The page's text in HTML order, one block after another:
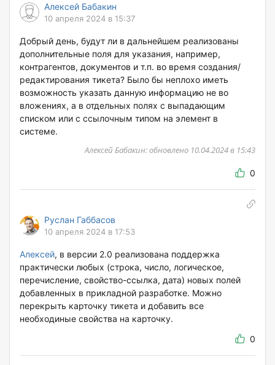
Алексей Бабакин
10 апреля 2024 в 15:37
Добрый день, будут ли в дальнейшем реализованы
дополнительные поля для указания, например,
контрагентов, документов и т.п. во время создания/
редактирования тикета? Было бы неплохо иметь
возможность указать данную информацию не во
вложениях, а в отдельных полях c выпадающим
списком или с ссылочным типом на элемент в
системе.
Алексей Бабакин: обновлено 10.04.2024 в 15:43
0
Руслан Габбасов
10 апреля 2024 в 17:53
Алексей, в версии 2.0 реализована поддержка
практически любых (строка, число, логическое,
перечисление, свойство-ссылка, дата) новых полей
добавленных в прикладной разработке. Можно
перекрыть карточку тикета и добавить все
необходиные свойства на карточку.
0